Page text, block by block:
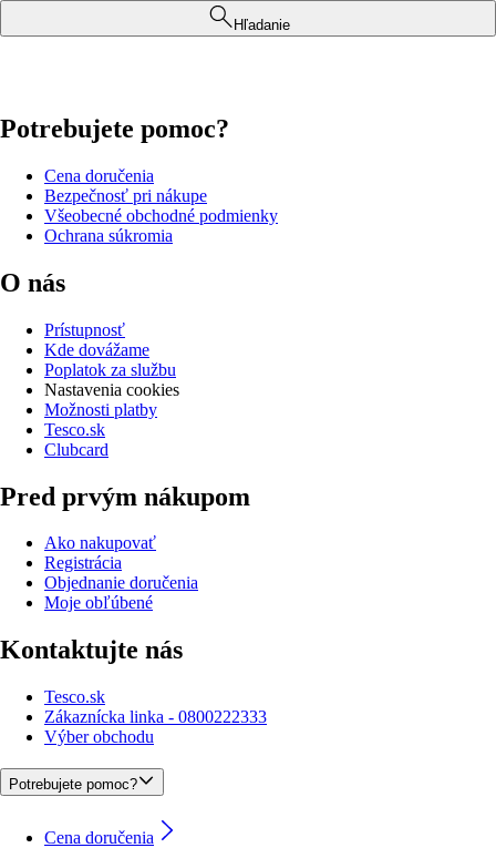
Hľadanie
Potrebujete pomoc?
Cena doručenia
Bezpečnosť pri nákupe
Všeobecné obchodné podmienky
Ochrana súkromia
O nás
Prístupnosť
Kde dovážame
Poplatok za službu
Nastavenia cookies
Možnosti platby
Tesco.sk
Clubcard
Pred prvým nákupom
Ako nakupovať
Registrácia
Objednanie doručenia
Moje obľúbené
Kontaktujte nás
Tesco.sk
Zákaznícka linka - 0800222333
Výber obchodu
Potrebujete pomoc?
Cena doručenia